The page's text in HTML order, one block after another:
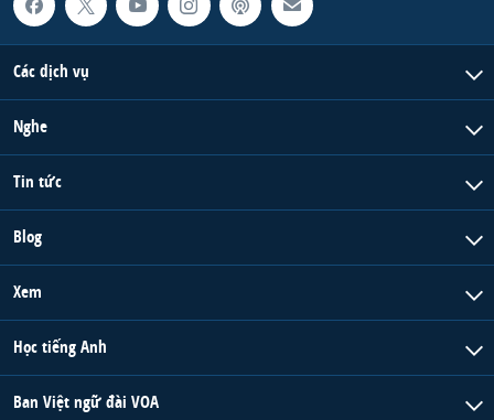
Các dịch vụ
Nghe
Tin tức
Blog
Xem
Học tiếng Anh
Ban Việt ngữ đài VOA